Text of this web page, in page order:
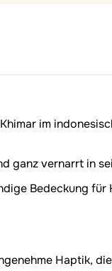
im
ganz vernarrt in
Bedeckung für
Haptik,